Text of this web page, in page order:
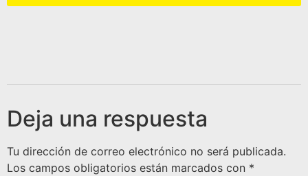
Deja una respuesta
Tu dirección de correo electrónico no será publicada.
Los campos obligatorios están marcados con *